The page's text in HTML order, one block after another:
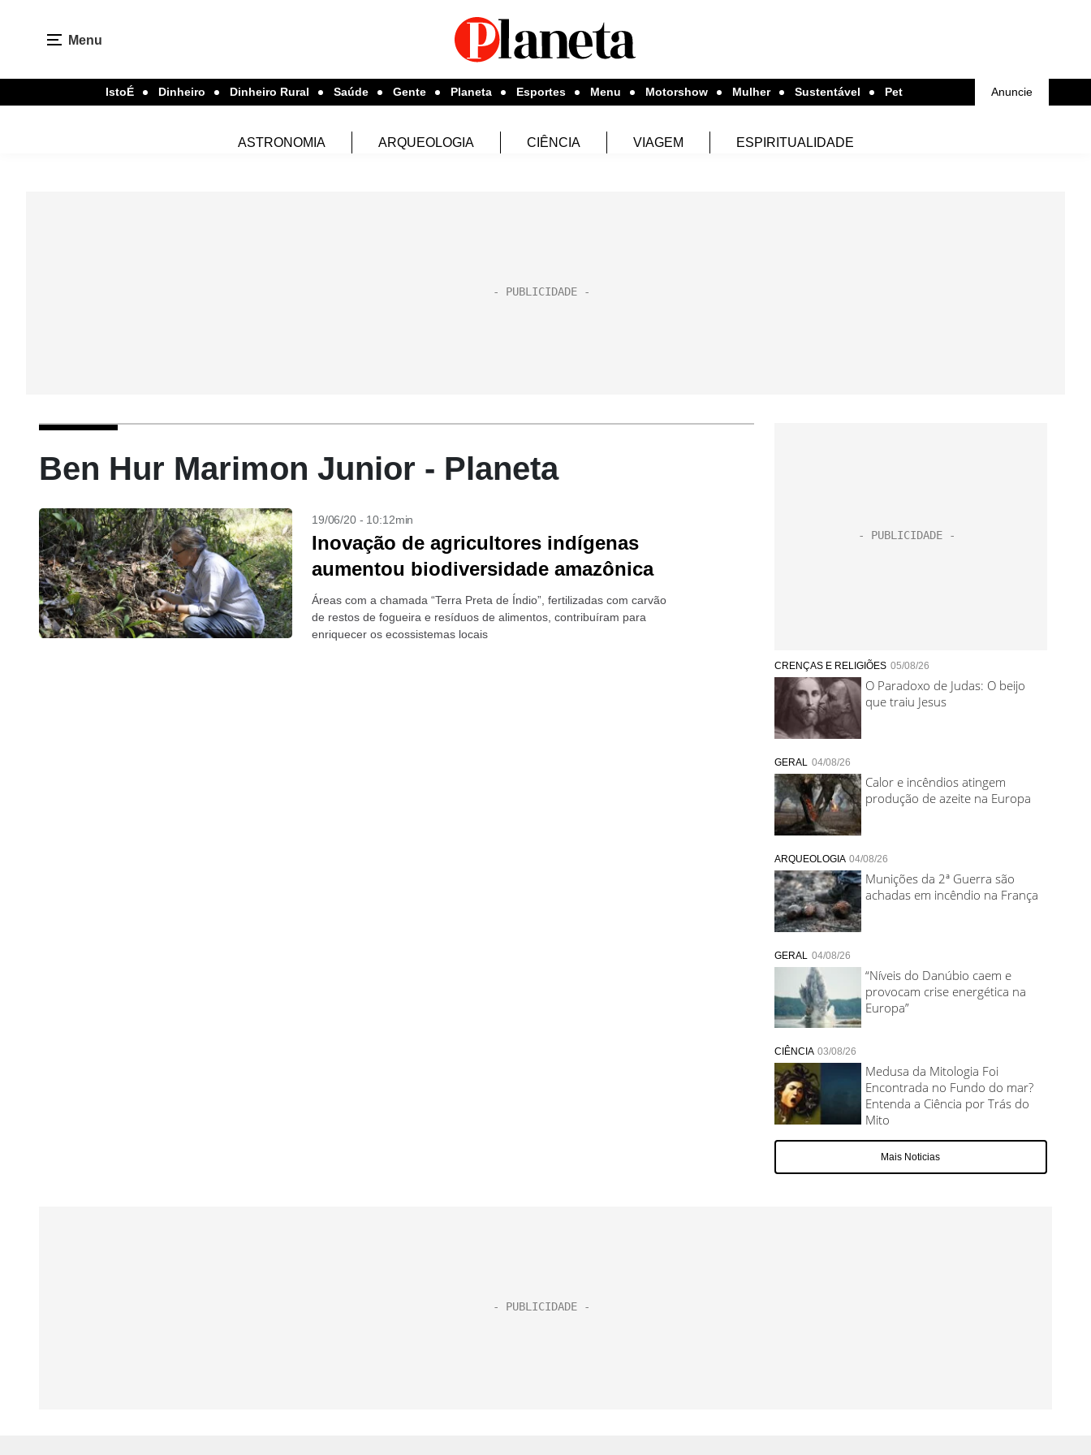
Menu
IstoÉ Dinheiro Dinheiro Rural Saúde Gente Planeta Esportes Menu Motorshow Mulher Sustentável Pet Anuncie
ASTRONOMIA ARQUEOLOGIA CIÊNCIA VIAGEM ESPIRITUALIDADE
Ben Hur Marimon Junior - Planeta
19/06/20 - 10:12min
Inovação de agricultores indígenas
aumentou biodiversidade amazônica
Áreas com a chamada “Terra Preta de Índio”, fertilizadas com carvão
de restos de fogueira e resíduos de alimentos, contribuíram para
enriquecer os ecossistemas locais
CRENÇAS E RELIGIÕES 05/08/26
O Paradoxo de Judas: O beijo
que traiu Jesus
GERAL 04/08/26
Calor e incêndios atingem
produção de azeite na Europa
ARQUEOLOGIA 04/08/26
Munições da 2ª Guerra são
achadas em incêndio na França
GERAL 04/08/26
“Níveis do Danúbio caem e
provocam crise energética na
Europa”
CIÊNCIA 03/08/26
Medusa da Mitologia Foi
Encontrada no Fundo do mar?
Entenda a Ciência por Trás do
Mito
Mais Noticias